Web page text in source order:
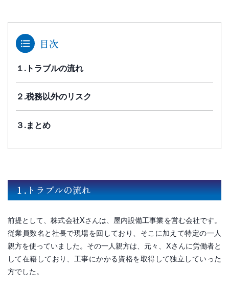
目次
１.トラブルの流れ
２.税務以外のリスク
３.まとめ
１.トラブルの流れ
前提として、株式会社Xさんは、屋内設備工事業を営む会社です。
従業員数名と社長で現場を回しており、そこに加えて特定の一人
親方を使っていました。その一人親方は、元々、Xさんに労働者と
して在籍しており、工事にかかる資格を取得して独立していった
方でした。